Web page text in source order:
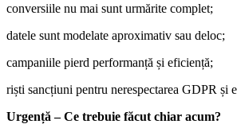
conversiile nu mai sunt urmărite complet;
datele sunt modelate aproximativ sau deloc;
campaniile pierd performanță și eficiență;
riști sancțiuni pentru nerespectarea GDPR și
Urgență – Ce trebuie făcut chiar acum?